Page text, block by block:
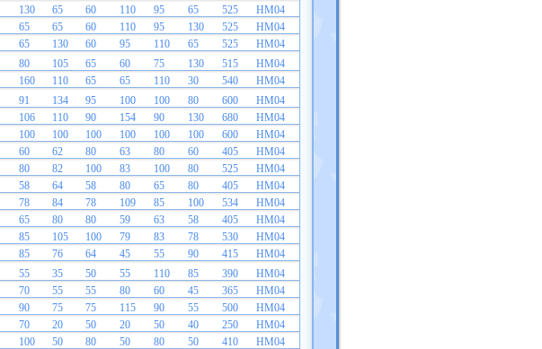
130 65 60 110 95 65 525
HM04
65 65 60 110 95 130 525
HM04
65 130 60 95 110 65 525
HM04
80 105 65 60 75 130 515
HM04
160 110 65 65 110 30 540
HM04
91 134 95 100 100 80 600
HM04
106 110 90 154 90 130 680
HM04
100 100 100 100 100 100 600
HM04
60 62 80 63 80 60 405
HM04
80 82 100 83 100 80 525
HM04
58 64 58 80 65 80 405
HM04
78 84 78 109 85 100 534
HM04
65 80 80 59 63 58 405
HM04
85 105 100 79 83 78 530
HM04
85 76 64 45 55 90 415
HM04
55 35 50 55 110 85 390
HM04
70 55 55 80 60 45 365
HM04
90 75 75 115 90 55 500
HM04
70 20 50 20 50 40 250
HM04
100 50 80 50 80 50 410
HM04